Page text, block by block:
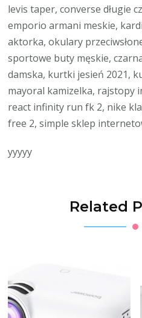
levis taper, converse długie
emporio armani meskie,
aktorka, okulary
sportowe buty męskie,
damska, kurtki jesień 2021,
mayoral kamizelka, rajstopy
react infinity run fk 2, nike
free 2, simple sklep
yyyyy
Related